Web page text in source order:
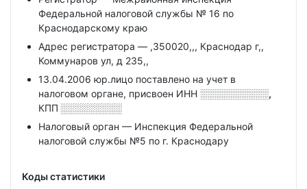
Федеральной налоговой службы № 16 по
Краснодарскому краю
Адрес регистратора — ,350020,,, Краснодар г,,
Коммунаров ул, д 235,,
13.04.2006 юр.лицо поставлено на учет в
налоговом органе, присвоен ИНН ░░░░░░░░░░,
КПП ░░░░░░░░░
Налоговый орган — Инспекция Федеральной
налоговой службы №5 по г. Краснодару
Коды статистики